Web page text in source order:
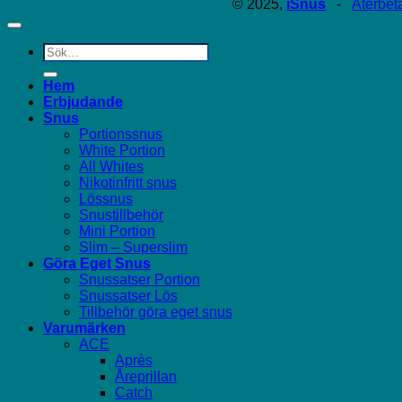
© 2025, iSnus -
Sök
efter:
Hem
Erbjudande
Snus
Portionssnus
White Portion
All Whites
Nikotinfritt snus
Lössnus
Snustillbehör
Mini Portion
Slim – Superslim
Göra Eget Snus
Snussatser Portion
Snussatser Lös
Tillbehör göra eget snus
Varumärken
ACE
Après
Åreprillan
Catch